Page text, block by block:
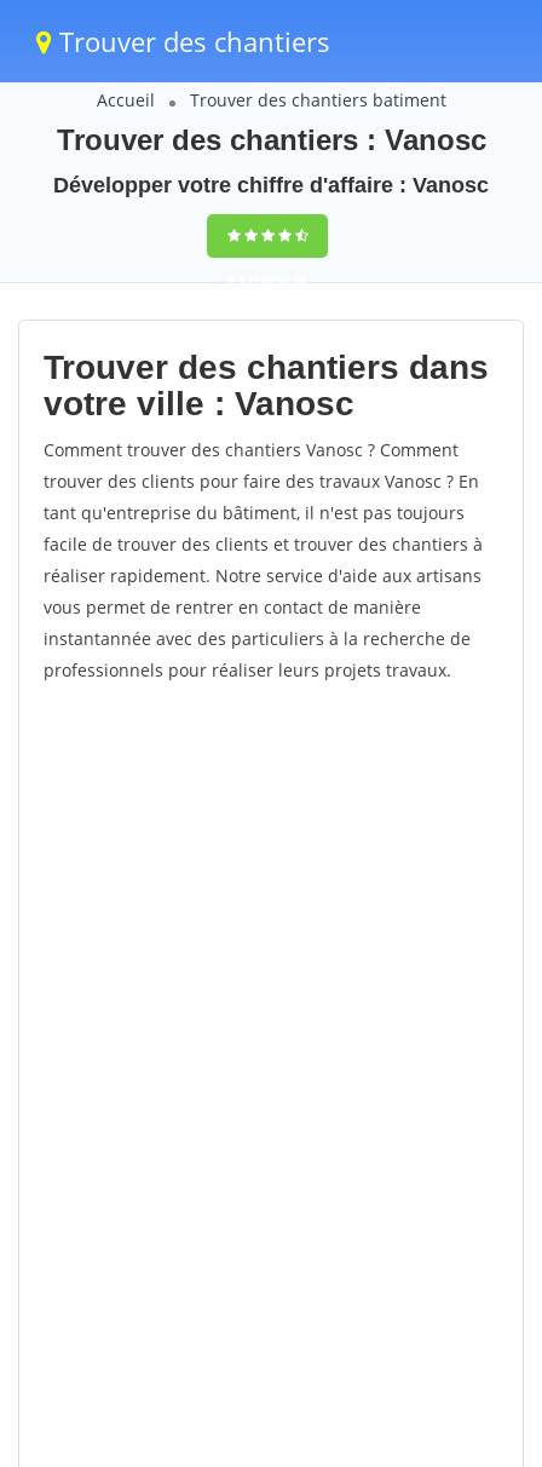
Trouver des chantiers
Accueil Trouver des chantiers batiment
Trouver des chantiers : Vanosc
Développer votre chiffre d'affaire : Vanosc
9,5(100%)36
votes
Trouver des chantiers dans
votre ville : Vanosc
Comment trouver des chantiers Vanosc ? Comment
trouver des clients pour faire des travaux Vanosc ? En
tant qu'entreprise du bâtiment, il n'est pas toujours
facile de trouver des clients et trouver des chantiers à
réaliser rapidement. Notre service d'aide aux artisans
vous permet de rentrer en contact de manière
instantannée avec des particuliers à la recherche de
professionnels pour réaliser leurs projets travaux.